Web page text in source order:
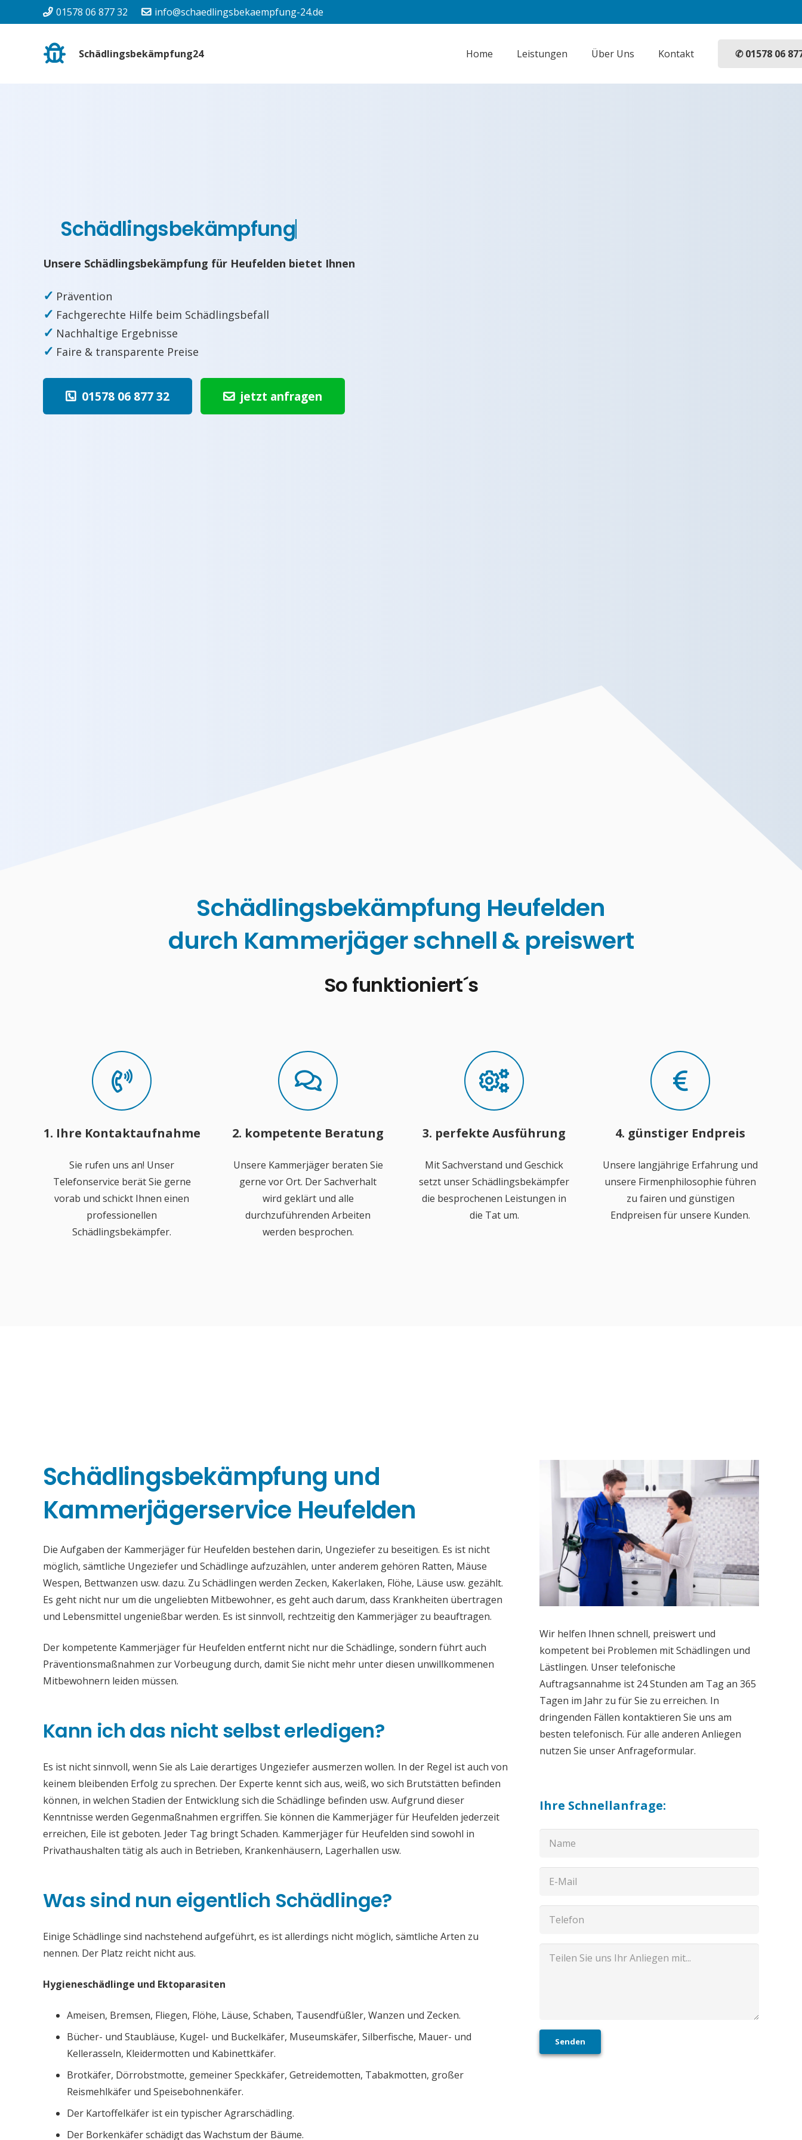
01578 06 877 32 info@schaedlingsbekaempfung-24.de
Schädlingsbekämpfung24 Home Leistungen Über Uns Kontakt ✆ 01578 06
Schädlingsbekämpfung
Unsere Schädlingsbekämpfung für Heufelden bietet Ihnen
✓ Prävention
✓ Fachgerechte Hilfe beim Schädlingsbefall
✓ Nachhaltige Ergebnisse
✓ Faire & transparente Preise
01578 06 877 32 jetzt anfragen
Schädlingsbekämpfung Heufelden
durch Kammerjäger schnell & preiswert
So funktioniert´s
1. Ihre Kontaktaufnahme
Sie rufen uns an! Unser
Telefonservice berät Sie gerne
vorab und schickt Ihnen einen
professionellen
Schädlingsbekämpfer.
2. kompetente Beratung
Unsere Kammerjäger beraten Sie
gerne vor Ort. Der Sachverhalt
wird geklärt und alle
durchzuführenden Arbeiten
werden besprochen.
3. perfekte Ausführung
Mit Sachverstand und Geschick
setzt unser Schädlingsbekämpfer
die besprochenen Leistungen in
die Tat um.
4. günstiger Endpreis
Unsere langjährige Erfahrung und
unsere Firmenphilosophie führen
zu fairen und günstigen
Endpreisen für unsere Kunden.
Schädlingsbekämpfung und
Kammerjägerservice Heufelden
Die Aufgaben der Kammerjäger für Heufelden bestehen darin, Ungeziefer zu beseitigen. Es ist nicht
möglich, sämtliche Ungeziefer und Schädlinge aufzuzählen, unter anderem gehören Ratten, Mäuse
Wespen, Bettwanzen usw. dazu. Zu Schädlingen werden Zecken, Kakerlaken, Flöhe, Läuse usw. gezählt.
Es geht nicht nur um die ungeliebten Mitbewohner, es geht auch darum, dass Krankheiten übertragen
und Lebensmittel ungenießbar werden. Es ist sinnvoll, rechtzeitig den Kammerjäger zu beauftragen.
Der kompetente Kammerjäger für Heufelden entfernt nicht nur die Schädlinge, sondern führt auch
Präventionsmaßnahmen zur Vorbeugung durch, damit Sie nicht mehr unter diesen unwillkommenen
Mitbewohnern leiden müssen.
Kann ich das nicht selbst erledigen?
Es ist nicht sinnvoll, wenn Sie als Laie derartiges Ungeziefer ausmerzen wollen. In der Regel ist auch von
keinem bleibenden Erfolg zu sprechen. Der Experte kennt sich aus, weiß, wo sich Brutstätten befinden
können, in welchen Stadien der Entwicklung sich die Schädlinge befinden usw. Aufgrund dieser
Kenntnisse werden Gegenmaßnahmen ergriffen. Sie können die Kammerjäger für Heufelden jederzeit
erreichen, Eile ist geboten. Jeder Tag bringt Schaden. Kammerjäger für Heufelden sind sowohl in
Privathaushalten tätig als auch in Betrieben, Krankenhäusern, Lagerhallen usw.
Was sind nun eigentlich Schädlinge?
Einige Schädlinge sind nachstehend aufgeführt, es ist allerdings nicht möglich, sämtliche Arten zu
nennen. Der Platz reicht nicht aus.
Hygieneschädlinge und Ektoparasiten
Ameisen, Bremsen, Fliegen, Flöhe, Läuse, Schaben, Tausendfüßler, Wanzen und Zecken.
Bücher- und Staubläuse, Kugel- und Buckelkäfer, Museumskäfer, Silberfische, Mauer- und
Kellerasseln, Kleidermotten und Kabinettkäfer.
Brotkäfer, Dörrobstmotte, gemeiner Speckkäfer, Getreidemotten, Tabakmotten, großer
Reismehlkäfer und Speisebohnenkäfer.
Der Kartoffelkäfer ist ein typischer Agrarschädling.
Der Borkenkäfer schädigt das Wachstum der Bäume.
Wir helfen Ihnen schnell, preiswert und
kompetent bei Problemen mit Schädlingen und
Lästlingen. Unser telefonische
Auftragsannahme ist 24 Stunden am Tag an 365
Tagen im Jahr zu für Sie zu erreichen. In
dringenden Fällen kontaktieren Sie uns am
besten telefonisch. Für alle anderen Anliegen
nutzen Sie unser Anfrageformular.
Ihre Schnellanfrage:
Senden